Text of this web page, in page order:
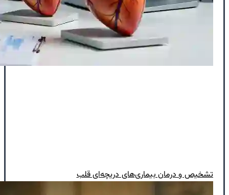
تشخیص و درمان بیماری‌های دریچه‌ای قلب